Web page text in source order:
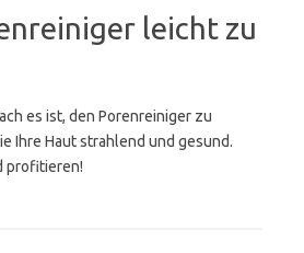
leicht zu
es ist, den Porenreiniger zu
Ihre Haut strahlend und gesund.
profitieren!